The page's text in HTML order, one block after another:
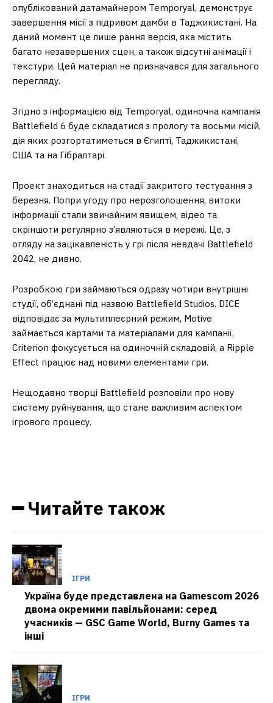
опублікований датамайнером Temporyal, демонструє
завершення місії з підривом дамби в Таджикистані. На
даний момент це лише рання версія, яка містить
багато незавершених сцен, а також відсутні анімації і
текстури. Цей матеріал не призначався для загального
перегляду.
Згідно з інформацією від Temporyal, одиночна кампанія
Battlefield 6 буде складатися з прологу та восьми місій,
дія яких розгортатиметься в Єгипті, Таджикистані,
США та на Гібралтарі.
Проект знаходиться на стадії закритого тестування з
березня. Попри угоду про нерозголошення, витоки
інформації стали звичайним явищем, відео та
скріншоти регулярно з’являються в мережі. Це, з
огляду на зацікавленість у грі після невдачі Battlefield
2042, не дивно.
Розробкою гри займаються одразу чотири внутрішні
студії, об’єднані під назвою Battlefield Studios. DICE
відповідає за мультиплеєрний режим, Motive
займається картами та матеріалами для кампанії,
Criterion фокусується на одиночній складовій, а Ripple
Effect працює над новими елементами гри.
Нещодавно творці Battlefield розповіли про нову
систему руйнування, що стане важливим аспектом
ігрового процесу.
━ Читайте також
ІГРИ
Україна буде представлена на Gamescom 2026
двома окремими павільйонами: серед
учасників — GSC Game World, Burny Games та
інші
ІГРИ